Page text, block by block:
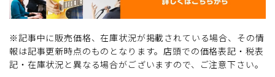
※記事中に販売価格、在庫状況が掲載されている場合、その情
報は記事更新時点のものとなります。店頭での価格表記・税表
記・在庫状況と異なる場合がございますので、ご注意下さい。